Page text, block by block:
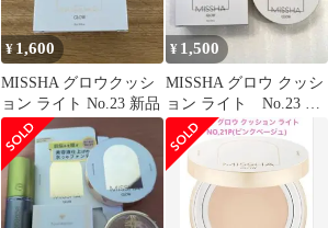
¥ 1,600
MISSHA グロウクッシ
ョン ライト No.23 新品
¥ 1,500
MISSHA グロウ クッシ
ョン ライト No.23 ク
ッションファンデーシ
ョン